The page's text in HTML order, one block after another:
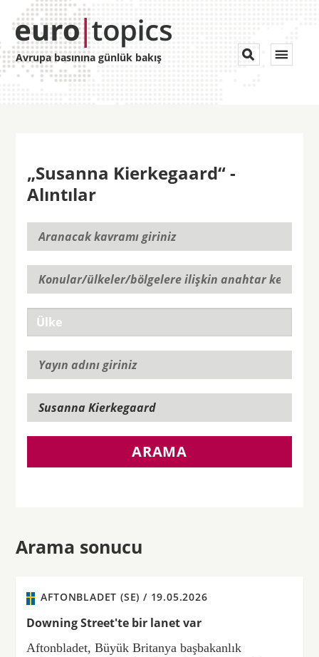
Avrupa basınına günlük bakış Toggle


„Susanna Kierkegaard“ -
Alıntılar
ARAMA
Arama sonucu
AFTONBLADET (SE) / 19.05.2026
Downing Street'te bir lanet var
Aftonbladet, Büyük Britanya başbakanlık